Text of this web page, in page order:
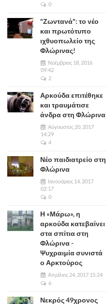
0
"Ζωντανά": το νέο
και πρωτότυπο
ιχθυοπωλείο της
Φλώρινας!
Νοέμβριος 18, 2016
09:42
2
Αρκούδα επιτέθηκε
και τραυμάτισε
άνδρα στη Φλώρινα
Αύγουστος 20, 2017
14:29
4
Νέο παιδιατρείο στη
Φλώρινα
Ιανουάριος 14, 2017
02:17
0
Η «Μάρω», η
αρκούδα κατεβαίνει
στα σπίτια στη
Φλώρινα -
Ψυχραιμία συνιστά
ο Αρκτούρος
Απρίλιος 24, 2017 15:24
6
Νεκρός 49χρονος